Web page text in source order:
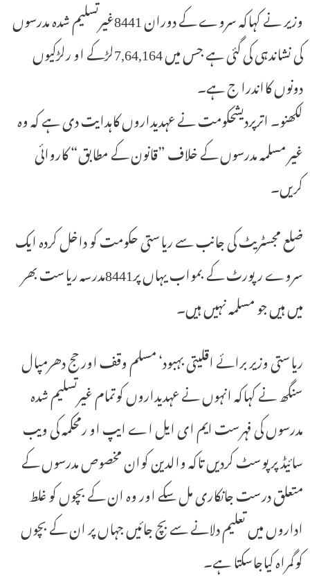
وزیر نے کہاکہ سروے کے دوران 8441غیرتسلیم شدہ مدرسوں
کی نشاندہی کی گئی ہے جس میں 7,64,164لڑکے او رلڑکیوں
دونوں کااندرا ج ہے۔
لکھنو۔ اترپردیشحکومت نے عہدیداروں کاہدایت دی ہے کہ وہ
غیر مسلمہ مدرسوں کے خلاف ”قانون کے مطابق“ کاروائی
کریں۔
ضلع مجسٹریٹ کی جانب سے ریاستی حکومت کو داخل کردہ ایک
سروے رپورٹ کے بمواب یہاں پر8441مدرسہ ریاست بھر
میں ہیں جو مسلمہ نہیں ہیں۔
ریاستی وزیر برائے اقلیتی بہبود‘ مسلم وقف اور حج دھرمپال
سنگھ نے کہاکہ انہوں نے عہدیداروں کوتمام غیرتسلیم شدہ
مدرسوں کی فہرست ایم ای ایل اے ایپ او رمحکمہ کی ویب
سائیڈ پر پوسٹ کردیں تاکہ والدین کوان مخصوص مدرسوں کے
متعلق درست جانکاری مل سکے اور وہ ان کے بچوں کو غلط
اداروں میں تعلیم دلانے سے بچ جائیں جہاں پر ان کے بچوں
کوگمراہ کیاجاسکتا ہے۔